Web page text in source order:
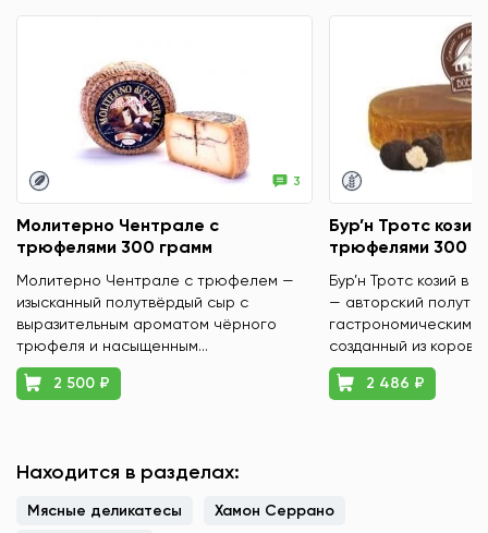
3
Молитерно Чентрале с
трюфелями 300 грамм
Молитерно Чентрале с трюфелем —
изысканный полутвёрдый сыр с
выразительным ароматом чёрного
трюфеля и насыщенным...
2 500 ₽
Бур’н Тротс
трюфелями 300
Бур’н Тротс козий в
— авторский
гастрономическим
созданный из
2 486 ₽
Находится в разделах:
Мясные деликатесы
Хамон Серрано